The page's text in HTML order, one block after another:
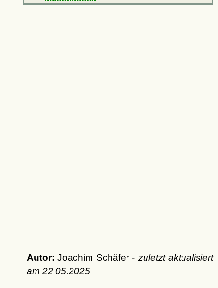
Autor: Joachim Schäfer - zuletzt aktualisiert
am 22.05.2025